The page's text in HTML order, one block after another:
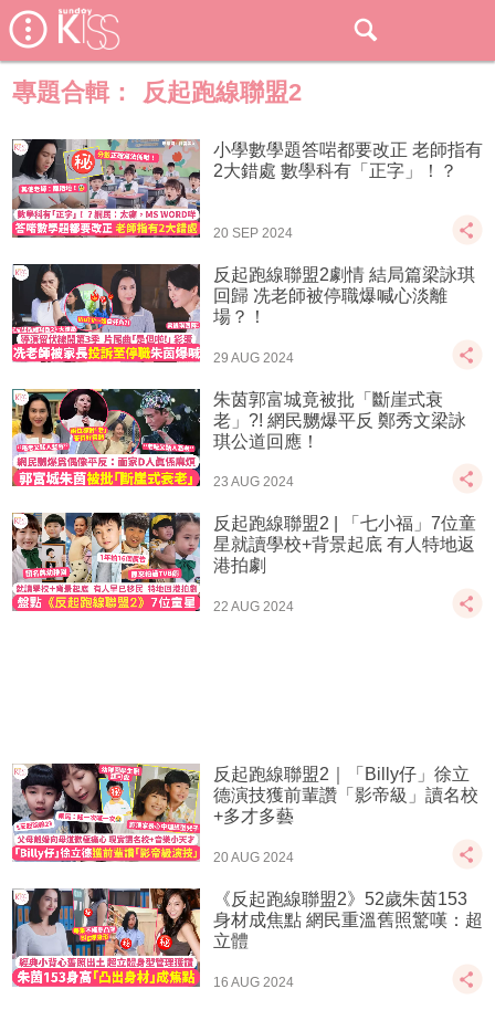
專題合輯： 反起跑線聯盟2
小學數學題答啱都要改正 老師指有
2大錯處 數學科有「正字」！？
20 SEP 2024
反起跑線聯盟2劇情 結局篇梁詠琪
回歸 冼老師被停職爆喊心淡離
場？！
29 AUG 2024
朱茵郭富城竟被批「斷崖式衰
老」?! 網民嬲爆平反 鄭秀文梁詠
琪公道回應！
23 AUG 2024
反起跑線聯盟2 | 「七小福」7位童
星就讀學校+背景起底 有人特地返
港拍劇
22 AUG 2024
反起跑線聯盟2｜「Billy仔」徐立
德演技獲前輩讚「影帝級」讀名校
+多才多藝
20 AUG 2024
《反起跑線聯盟2》52歲朱茵153
身材成焦點 網民重溫舊照驚嘆：超
立體
16 AUG 2024